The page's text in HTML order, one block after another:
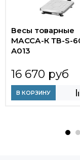
Весы товарные
МАССА-К ТВ-S-
A013
16 670 руб
В КОРЗИНУ